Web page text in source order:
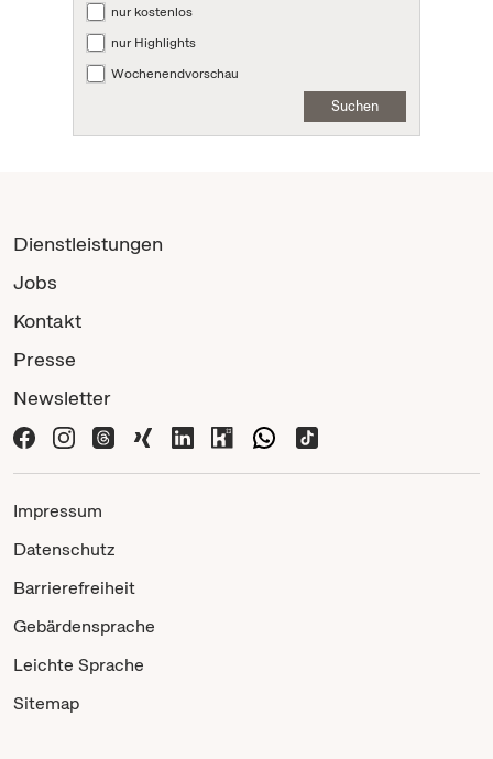
nur kostenlos
nur Highlights
Wochenendvorschau
Suchen
Dienstleistungen
Jobs
Kontakt
Presse
Newsletter
Impressum
Datenschutz
Barrierefreiheit
Gebärdensprache
Leichte Sprache
Sitemap